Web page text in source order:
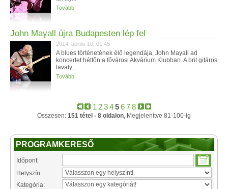
Tovább
John Mayall újra Budapesten lép fel
2014. április 10. 01:45
A blues történetének élő legendája, John Mayall ad
koncertet hétfőn a fővárosi Akvárium Klubban. A brit gitáros
tavaly...
Tovább
1 2 3 4 5 6 7 8
Összesen: 151 tétel - 8 oldalon, Megjelenítve 81-100-ig
PROGRAMKERESŐ
Időpont:
Helyszín:
Kategória: